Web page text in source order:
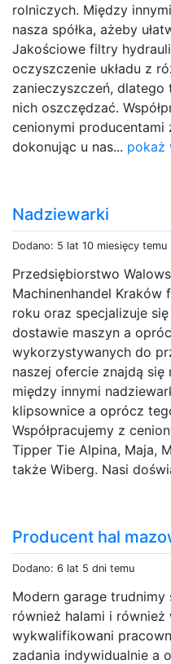
rolniczych. Między
nasza spółka, ażeby
Jakościowe filtry
oczyszczenie układu z
zanieczyszczeń, dlatego
nich oszczędzać.
cenionymi producentami
dokonując u nas... pokaż
Nadziewarki
Dodano: 5 lat 10 miesięcy temu
Przedsiębiorstwo
Machinenhandel Kraków
roku oraz specjalizuje
dostawie maszyn a
wykorzystywanych do
naszej ofercie znajdą
między innymi
klipsownice a oprócz
Współpracujemy z
Tipper Tie Alpina, Maja,
także Wiberg. Nasi
Producent hal
Dodano: 6 lat 5 dni temu
Modern garage
również halami i również
wykwalifikowani
zadania indywidualnie a